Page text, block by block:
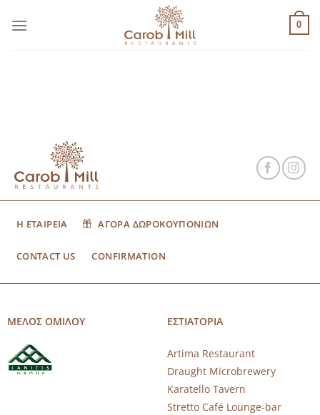
στο
0
Η ΕΤΑΙΡΕΙΑ ΑΓΟΡΑ ΔΩΡΟΚΟΥΠΟΝΙΩΝ
CONTACT US CONFIRMATION
ΜΕΛΟΣ ΟΜΙΛΟΥ ΕΣΤΙΑΤΟΡΙΑ
Artima Restaurant
Draught Microbrewery
Karatello Tavern
Stretto Café Lounge-bar